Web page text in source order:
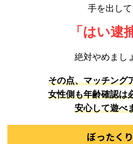
手を出して
「はい逮
絶対やめまし
その点、マッチング
女性側も年齢確認は
安心して遊べ
ぼったくり